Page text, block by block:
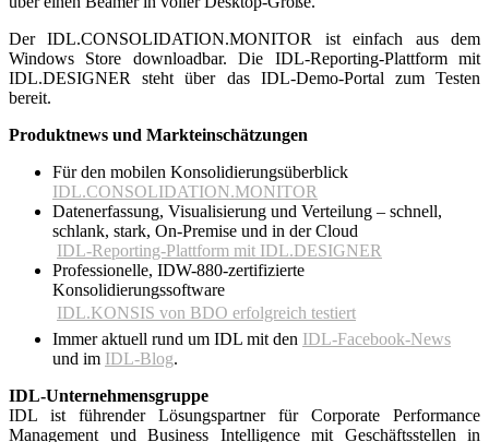
Der IDL.CONSOLIDATION.MONITOR ist einfach aus dem
Windows Store downloadbar. Die IDL-Reporting-Plattform mit
IDL.DESIGNER steht über das IDL-Demo-Portal zum Testen
bereit.
Produktnews und Markteinschätzungen
Für den mobilen Konsolidierungsüberblick
IDL.CONSOLIDATION.MONITOR
Datenerfassung, Visualisierung und Verteilung – schnell,
schlank, stark, On-Premise und in der Cloud
IDL-Reporting-Plattform mit IDL.DESIGNER
Professionelle, IDW-880-zertifizierte
Konsolidierungssoftware
IDL.KONSIS von BDO erfolgreich testiert
Immer aktuell rund um IDL mit den IDL-Facebook-News
und im IDL-Blog.
IDL-Unternehmensgruppe
IDL ist führender Lösungspartner für Corporate Performance
Management und Business Intelligence mit Geschäftsstellen in